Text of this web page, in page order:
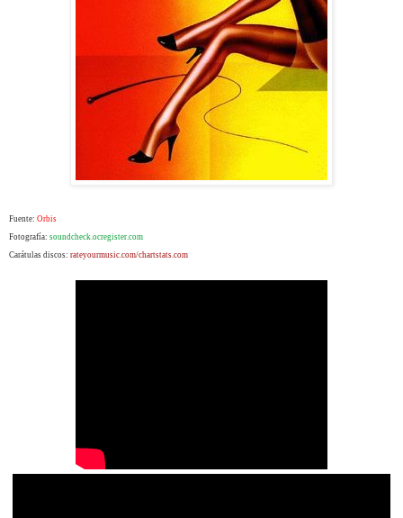
Fuente: Orbis
Fotografía: soundcheck.ocregister.com
Carátulas discos: rateyourmusic.com/chartstats.com